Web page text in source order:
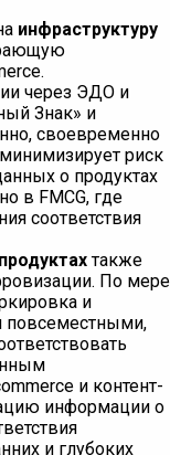
инфраструктуру
через ЭДО и
Знак» и
своевременно
риск
о продуктах
в FMCG, где
соответствия
также
По мере
и
повсеместными,
и контент-
информации о
и глубоких